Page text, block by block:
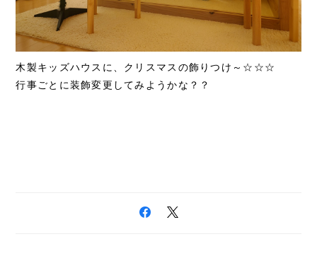
木製キッズハウスに、クリスマスの飾りつけ～☆☆☆
行事ごとに装飾変更してみようかな？？